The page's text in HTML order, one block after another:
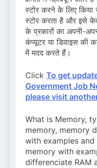
स्टोर करने के लिए किया
स्टोर करता है और इसे
के प्रकारों का अपनी-
कंप्यूटर या डिवाइस की
में मदद करते हैं।
Click To get
Government Job
please visit
What is Memory,
memory, memory
with examples
memory with
differenciate RAM